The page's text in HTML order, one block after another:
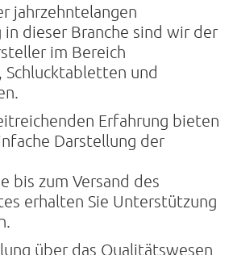
jahrzehntelangen
dieser Branche sind wir der
im Bereich
Schlucktabletten und
Erfahrung bieten
Darstellung der
bis zum Versand des
erhalten Sie Unterstützung
über das Qualitätswesen